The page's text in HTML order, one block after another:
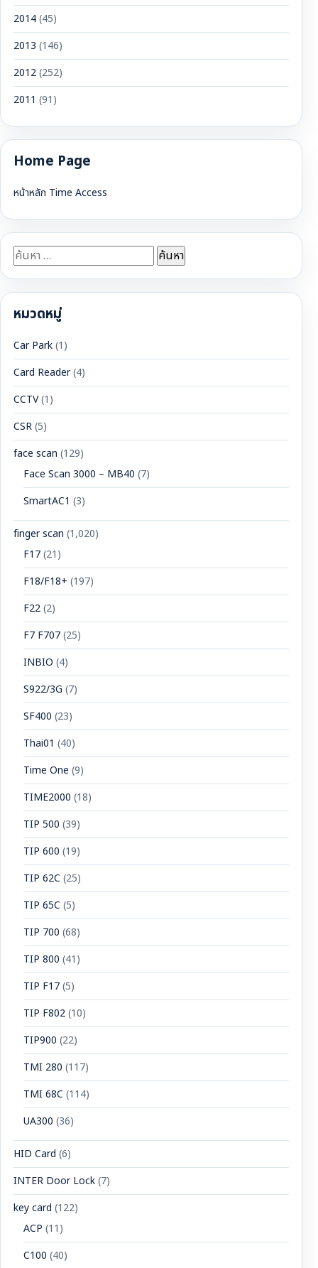
2014(45)
2013 (146)
2012(252)
2011 (91)
Home Page
หน้าหลัก Time Access
ค้นหา
สำหรับ:
หมวดหมู่
Car Park(1)
Card Reader(4)
CCTV(1)
CSR(5)
face scan (129)
Face Scan 3000 – MB40 (7)
SmartAC1 (3)
finger scan (1,020)
F17(21)
F18/F18+ (197)
F22(2)
F7 F707(25)
INBIO (4)
S922/3G (7)
SF400 (23)
Thai01 (40)
Time One (9)
TIME2000 (18)
TIP 500 (39)
TIP 600 (19)
TIP 62C (25)
TIP 65C (5)
TIP 700 (68)
TIP 800 (41)
TIP F17(5)
TIP F802(10)
TIP900 (22)
TMI 280 (117)
TMI 68C (114)
UA300 (36)
HID Card (6)
INTER Door Lock(7)
key card (122)
ACP (11)
C100 (40)